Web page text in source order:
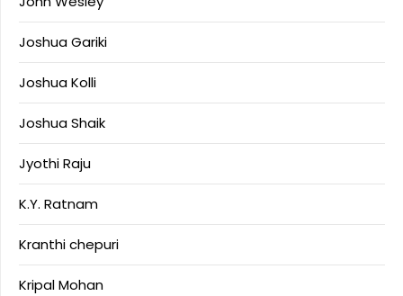
Joshua Gariki
Joshua Kolli
Joshua Shaik
Jyothi Raju
K.Y. Ratnam
Kranthi chepuri
Kripal Mohan